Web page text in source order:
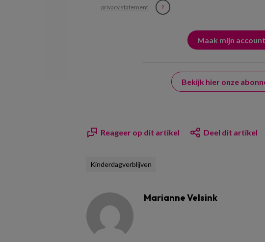
privacy statement. ?
Bekijk hier onze
Reageer op dit artikel Deel dit artikel
Kinderdagverblijven
Marianne Velsink